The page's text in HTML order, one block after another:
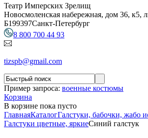
Театр Имперских Зрелищ
Новосмоленская набережная, дом 36, к5,
Б199397Санкт-Петербург
8 800 700 44 93
tizspb@gmail.com
Пример запроса: военные костюмы
Корзина
В корзине пока пусто
ГлавнаяКаталогГалстуки, бабочки, жабо
Галстуки цветные, яркиеСиний галстук